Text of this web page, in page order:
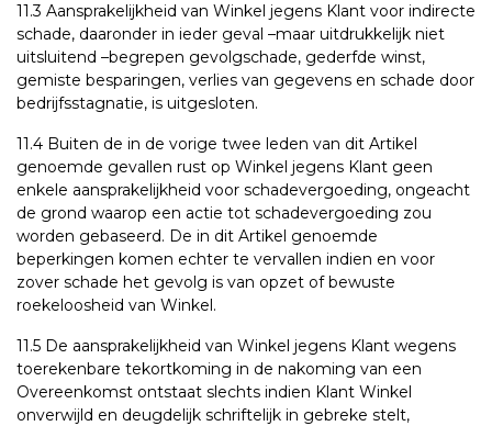
11.3 Aansprakelijkheid van Winkel jegens Klant voor indirecte
schade, daaronder in ieder geval –maar uitdrukkelijk niet
uitsluitend –begrepen gevolgschade, gederfde winst,
gemiste besparingen, verlies van gegevens en schade door
bedrijfsstagnatie, is uitgesloten.
11.4 Buiten de in de vorige twee leden van dit Artikel
genoemde gevallen rust op Winkel jegens Klant geen
enkele aansprakelijkheid voor schadevergoeding, ongeacht
de grond waarop een actie tot schadevergoeding zou
worden gebaseerd. De in dit Artikel genoemde
beperkingen komen echter te vervallen indien en voor
zover schade het gevolg is van opzet of bewuste
roekeloosheid van Winkel.
11.5 De aansprakelijkheid van Winkel jegens Klant wegens
toerekenbare tekortkoming in de nakoming van een
Overeenkomst ontstaat slechts indien Klant Winkel
onverwijld en deugdelijk schriftelijk in gebreke stelt,